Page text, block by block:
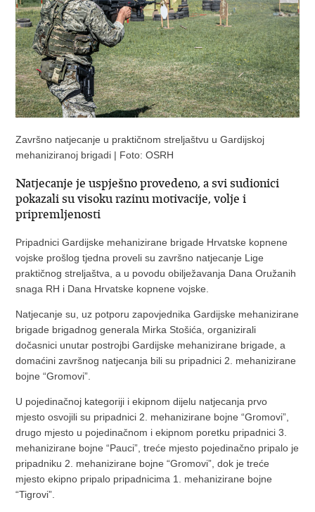
Završno natjecanje u praktičnom streljaštvu u Gardijskoj
mehaniziranoj brigadi | Foto: OSRH
Natjecanje je uspješno provedeno, a svi sudionici
pokazali su visoku razinu motivacije, volje i
pripremljenosti
Pripadnici Gardijske mehanizirane brigade Hrvatske kopnene
vojske prošlog tjedna proveli su završno natjecanje Lige
praktičnog streljaštva, a u povodu obilježavanja Dana Oružanih
snaga RH i Dana Hrvatske kopnene vojske.
Natjecanje su, uz potporu zapovjednika Gardijske mehanizirane
brigade brigadnog generala Mirka Stošića, organizirali
dočasnici unutar postrojbi Gardijske mehanizirane brigade, a
domaćini završnog natjecanja bili su pripadnici 2. mehanizirane
bojne “Gromovi”.
U pojedinačnoj kategoriji i ekipnom dijelu natjecanja prvo
mjesto osvojili su pripadnici 2. mehanizirane bojne “Gromovi”,
drugo mjesto u pojedinačnom i ekipnom poretku pripadnici 3.
mehanizirane bojne “Pauci”, treće mjesto pojedinačno pripalo je
pripadniku 2. mehanizirane bojne “Gromovi”, dok je treće
mjesto ekipno pripalo pripadnicima 1. mehanizirane bojne
“Tigrovi”.